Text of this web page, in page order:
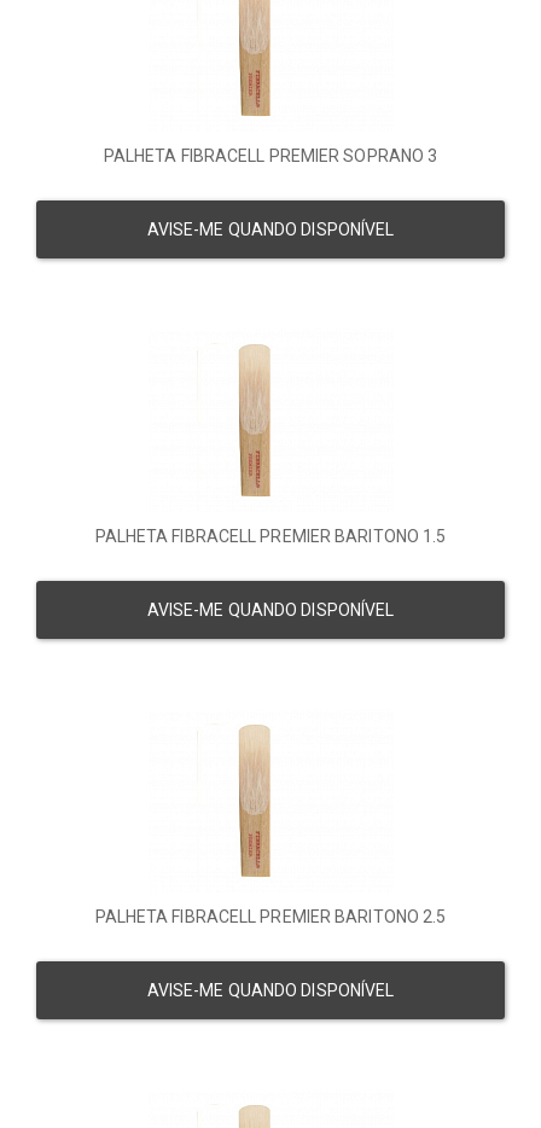
PALHETA FIBRACELL PREMIER SOPRANO 3
AVISE-ME QUANDO DISPONÍVEL
PALHETA FIBRACELL PREMIER BARITONO 1.5
AVISE-ME QUANDO DISPONÍVEL
PALHETA FIBRACELL PREMIER BARITONO 2.5
AVISE-ME QUANDO DISPONÍVEL